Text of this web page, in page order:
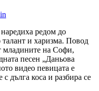
редом до
и харизма. Повод
младините на Софи,
песен „Даньова
видео певицата е
дълга коса и разбира се